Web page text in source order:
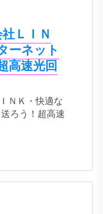
社ＬＩＮ
ーネット
高速光回
ＮＫ・快適な
ろう！超高速